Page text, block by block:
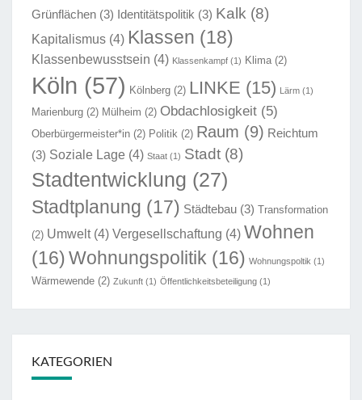
Grünflächen (3) Identitätspolitik (3) Kalk (8)
Kapitalismus (4) Klassen (18)
Klassenbewusstsein (4) Klassenkampf (1) Klima (2)
Köln (57) Kölnberg (2) LINKE (15) Lärm (1)
Marienburg (2) Mülheim (2) Obdachlosigkeit (5)
Oberbürgermeister*in (2) Politik (2) Raum (9) Reichtum
(3) Soziale Lage (4) Staat (1) Stadt (8)
Stadtentwicklung (27)
Stadtplanung (17) Städtebau (3) Transformation
(2) Umwelt(4) Vergesellschaftung (4) Wohnen
(16) Wohnungspolitik (16) Wohnungspoltik (1)
Wärmewende (2) Zukunft (1) Öffentlichkeitsbeteiligung (1)
KATEGORIEN